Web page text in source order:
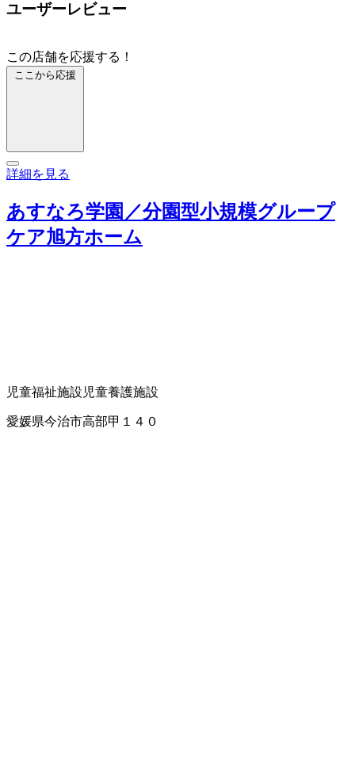
ユーザーレビュー
この店舗を応援する！
ここから応援
詳細を見る
あすなろ学園／分園型小規模グループ
ケア旭方ホーム
児童福祉施設 児童養護施設
愛媛県今治市高部甲１４０